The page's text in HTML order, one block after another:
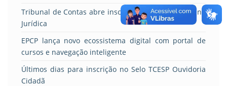
Tribunal de Contas abre inscrições para XXIV Semana
Jurídica
EPCP lança novo ecossistema digital com portal de
cursos e navegação inteligente
Últimos dias para inscrição no Selo TCESP Ouvidoria
Cidadã